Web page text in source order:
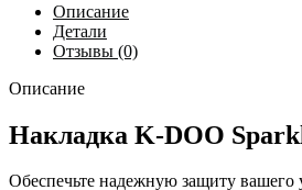
Описание
Детали
Отзывы (0)
Описание
Накладка K-DOO
Обеспечьте надежную защиту вашего